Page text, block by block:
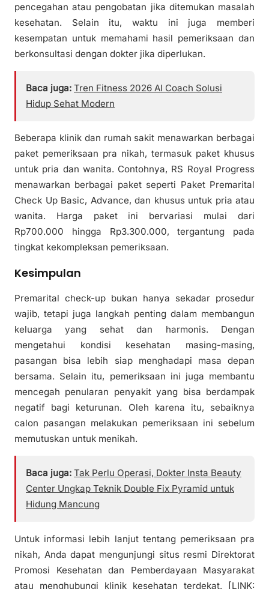
pencegahan atau pengobatan jika ditemukan masalah
kesehatan. Selain itu, waktu ini juga memberi
kesempatan untuk memahami hasil pemeriksaan dan
berkonsultasi dengan dokter jika diperlukan.
Baca juga: Tren Fitness 2026 AI Coach Solusi
Hidup Sehat Modern
Beberapa klinik dan rumah sakit menawarkan berbagai
paket pemeriksaan pra nikah, termasuk paket khusus
untuk pria dan wanita. Contohnya, RS Royal Progress
menawarkan berbagai paket seperti Paket Premarital
Check Up Basic, Advance, dan khusus untuk pria atau
wanita. Harga paket ini bervariasi mulai dari
Rp700.000 hingga Rp3.300.000, tergantung pada
tingkat kekompleksan pemeriksaan.
Kesimpulan
Premarital check-up bukan hanya sekadar prosedur
wajib, tetapi juga langkah penting dalam membangun
keluarga yang sehat dan harmonis. Dengan
mengetahui kondisi kesehatan masing-masing,
pasangan bisa lebih siap menghadapi masa depan
bersama. Selain itu, pemeriksaan ini juga membantu
mencegah penularan penyakit yang bisa berdampak
negatif bagi keturunan. Oleh karena itu, sebaiknya
calon pasangan melakukan pemeriksaan ini sebelum
memutuskan untuk menikah.
Baca juga: Tak Perlu Operasi, Dokter Insta Beauty
Center Ungkap Teknik Double Fix Pyramid untuk
Hidung Mancung
Untuk informasi lebih lanjut tentang pemeriksaan pra
nikah, Anda dapat mengunjungi situs resmi Direktorat
Promosi Kesehatan dan Pemberdayaan Masyarakat
atau menghubungi klinik kesehatan terdekat. [LINK: